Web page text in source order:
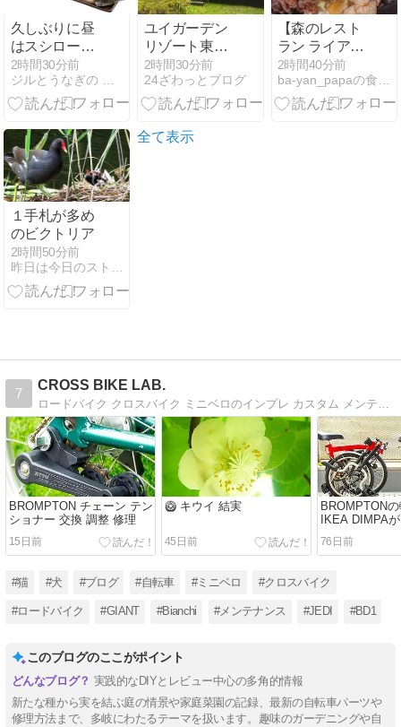
久しぶりに昼
はスシローに
行く?
2時間30分前
ジルとうなぎの 風に吹かれて気ままにキャンプ
ユイガーデン
リゾート東金
の子連れ宿泊
記｜4歳・7歳
とグランピン
2時間30分前
24ざわっとブログ
【森のレスト
ラン ライアン
＠青森空港】
十和田名物牛
ばら焼きレビ
2時間40分前
ba-yan_papaの食べ歩き日記、時々趣味も
１手札が多め
のビクトリア
2時間50分前
昨日は今日のストーリー
全て表示
7
CROSS BIKE LAB.
ロードバイク クロスバイク ミニベロのインプレ カスタム メンテナンスを中心に詳細なパーツレビューをお届けする自転車ブログ
BROMPTON チェーン テン
ショナー 交換 調整 修理
15日前
🥝 キウイ 結実
45日前
BROMPTON
IKEA DIMPA
76日前
#猫 #犬 #ブログ #自転車 #ミニベロ #クロスバイク
#ロードバイク #GIANT #Bianchi #メンテナンス #JEDI #BD1
このブログのここがポイント
実践的なDIYとレビュー中心の多角的情報
新たな種から実を結ぶ庭の情景や家庭菜園の記録、最新の自転車パーツや
修理方法まで、多岐にわたるテーマを扱います。趣味のガーデニングや自